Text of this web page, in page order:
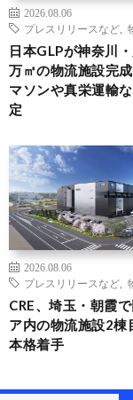
2026.08.06
プレスリリースなど
日本GLPが神奈川
万㎡の物流施設完
マソンや真栄運輸
定
2026.08.06
プレスリリースなど
CRE、埼玉・朝霞
ア内の物流施設2棟
本格着手